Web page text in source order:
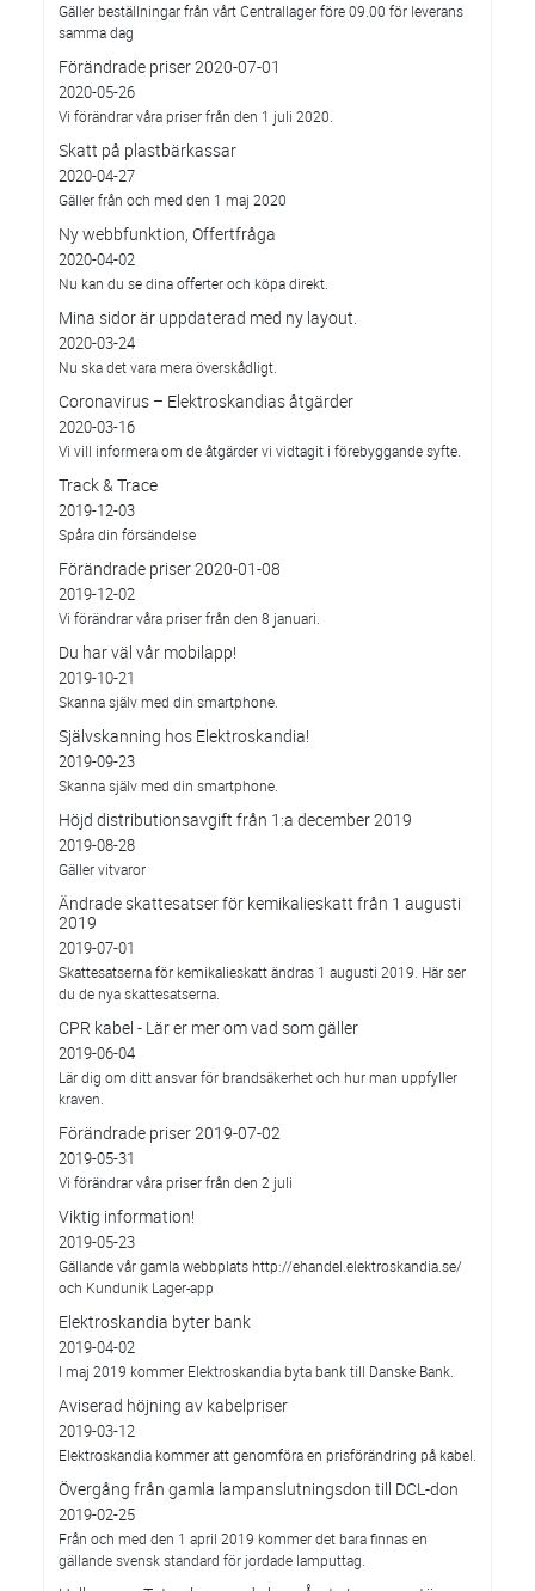
Gäller beställningar från vårt Centrallager före 09.00 för leverans
samma dag
Förändrade priser 2020-07-01
2020-05-26
Vi förändrar våra priser från den 1 juli 2020.
Skatt på plastbärkassar
2020-04-27
Gäller från och med den 1 maj 2020
Ny webbfunktion, Offertfråga
2020-04-02
Nu kan du se dina offerter och köpa direkt.
Mina sidor är uppdaterad med ny layout.
2020-03-24
Nu ska det vara mera överskådligt.
Coronavirus – Elektroskandias åtgärder
2020-03-16
Vi vill informera om de åtgärder vi vidtagit i förebyggande syfte.
Track & Trace
2019-12-03
Spåra din försändelse
Förändrade priser 2020-01-08
2019-12-02
Vi förändrar våra priser från den 8 januari.
Du har väl vår mobilapp!
2019-10-21
Skanna själv med din smartphone.
Självskanning hos Elektroskandia!
2019-09-23
Skanna själv med din smartphone.
Höjd distributionsavgift från 1:a december 2019
2019-08-28
Gäller vitvaror
Ändrade skattesatser för kemikalieskatt från 1 augusti
2019
2019-07-01
Skattesatserna för kemikalieskatt ändras 1 augusti 2019. Här ser
du de nya skattesatserna.
CPR kabel - Lär er mer om vad som gäller
2019-06-04
Lär dig om ditt ansvar för brandsäkerhet och hur man uppfyller
kraven.
Förändrade priser 2019-07-02
2019-05-31
Vi förändrar våra priser från den 2 juli
Viktig information!
2019-05-23
Gällande vår gamla webbplats http://ehandel.elektroskandia.se/
och Kundunik Lager-app
Elektroskandia byter bank
2019-04-02
I maj 2019 kommer Elektroskandia byta bank till Danske Bank.
Aviserad höjning av kabelpriser
2019-03-12
Elektroskandia kommer att genomföra en prisförändring på kabel.
Övergång från gamla lampanslutningsdon till DCL-don
2019-02-25
Från och med den 1 april 2019 kommer det bara finnas en
gällande svensk standard för jordade lamputtag.